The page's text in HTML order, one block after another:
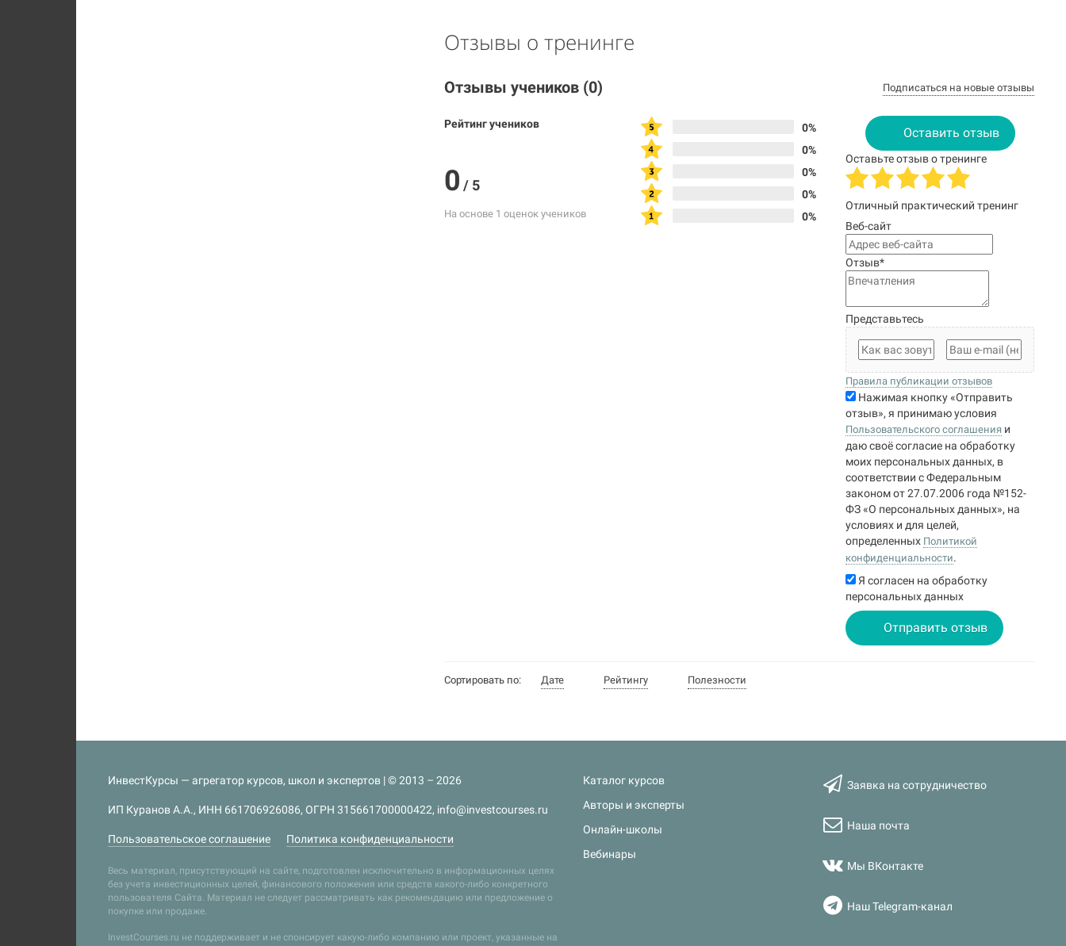
Отзывы о тренинге
Отзывы учеников (0) Подписаться на новые отзывы
Рейтинг учеников
0 / 5
На основе 1 оценок учеников
0%
0%
0%
0%
0%
Оставить отзыв
Оставьте отзыв о тренинге
Отличный практический тренинг
Веб-сайт
Отзыв*
Представьтесь
Правила публикации отзывов
Нажимая кнопку «Отправить
отзыв», я принимаю условия
Пользовательского соглашения и
даю своё согласие на обработку
моих персональных данных, в
соответствии с Федеральным
законом от 27.07.2006 года №152-
ФЗ «О персональных данных», на
условиях и для целей,
определенных Политикой
конфиденциальности.
Я согласен на обработку
персональных данных
Отправить отзыв
Сортировать по: Дате Рейтингу Полезности
ИнвестКурсы — агрегатор курсов, школ и экспертов | © 2013 – 2026
ИП Куранов А.А., ИНН 661706926086, ОГРН 315661700000422, info@investcourses.ru
Пользовательское соглашение Политика конфиденциальности
Весь материал, присутствующий на сайте, подготовлен исключительно в информационных целях
без учета инвестиционных целей, финансового положения или средств какого-либо конкретного
пользователя Сайта. Материал не следует рассматривать как рекомендацию или предложение о
покупке или продаже.
InvestCourses.ru не поддерживает и не спонсирует какую-либо компанию или проект, указанные на
Каталог курсов
Авторы и эксперты
Онлайн-школы
Вебинары
Заявка на сотрудничество
Наша почта
Мы ВКонтакте
Наш Telegram-канал